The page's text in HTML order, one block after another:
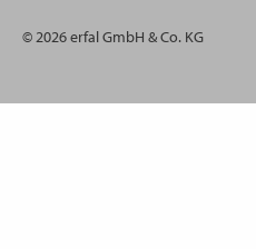
© 2026 erfal GmbH & Co. KG